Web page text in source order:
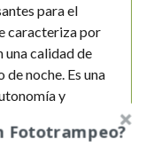
para el
caracteriza por
una calidad de
noche. Es una
y
es algo casi
Fototrampeo?